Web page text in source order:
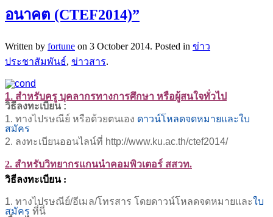
อนาคต (CTEF2014)”
Written by fortune on 3 October 2014. Posted in ข่าว
ประชาสัมพันธ์, ข่าวสาร.
1. สำหรับครู บุคลากรทางการศึกษา หรือผู้สนใจทั่วไป
วิธีลงทะเบียน :
1. ทางไปรษณีย์ หรือด้วยตนเอง ดาวน์โหลดจดหมายและใบ
สมัคร
2. ลงทะเบียนออนไลน์ที่ http://www.ku.ac.th/ctef2014/
2. สำหรับวิทยากรแกนนำคอมพิวเตอร์ สสวท.
วิธีลงทะเบียน :
1. ทางไปรษณีย์/อีเมล/โทรสาร โดยดาวน์โหลดจดหมายและใบ
สมัคร ที่นี่